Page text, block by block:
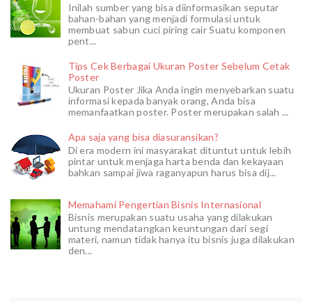
Inilah sumber yang bisa diinformasikan seputar
bahan-bahan yang menjadi formulasi untuk
membuat sabun cuci piring cair Suatu komponen
pent...
Tips Cek Berbagai Ukuran Poster Sebelum Cetak
Poster
Ukuran Poster Jika Anda ingin menyebarkan suatu
informasi kepada banyak orang, Anda bisa
memanfaatkan poster. Poster merupakan salah ...
Apa saja yang bisa diasuransikan?
Di era modern ini masyarakat dituntut untuk lebih
pintar untuk menjaga harta benda dan kekayaan
bahkan sampai jiwa raganyapun harus bisa dij...
Memahami Pengertian Bisnis Internasional
Bisnis merupakan suatu usaha yang dilakukan
untung mendatangkan keuntungan dari segi
materi, namun tidak hanya itu bisnis juga dilakukan
den...